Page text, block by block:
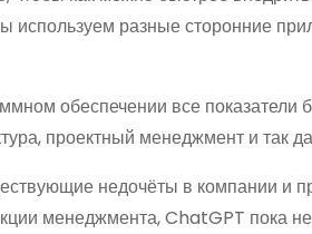
используем разные сторонние
обеспечении все показатели
проектный менеджмент и так
недочёты в компании и
менеджмента, ChatGPT пока не